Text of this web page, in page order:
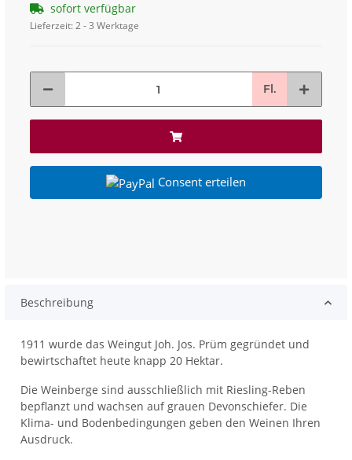
sofort verfügbar
Lieferzeit:2 - 3 Werktage
Fl.
Consent erteilen
Beschreibung
1911 wurde das Weingut Joh. Jos. Prüm gegründet und
bewirtschaftet heute knapp 20 Hektar.
Die Weinberge sind ausschließlich mit Riesling-Reben
bepflanzt und wachsen auf grauen Devonschiefer. Die
Klima- und Bodenbedingungen geben den Weinen Ihren
Ausdruck.